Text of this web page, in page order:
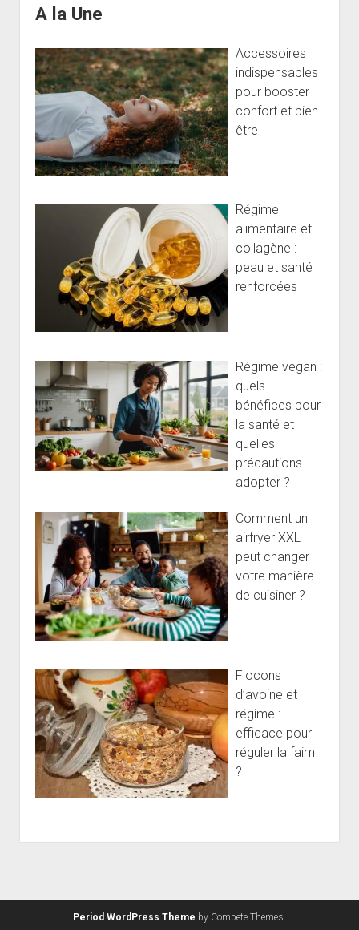
A la Une
Accessoires
indispensables
pour booster
confort et bien-
être
Régime
alimentaire et
collagène :
peau et santé
renforcées
Régime vegan :
quels
bénéfices pour
la santé et
quelles
précautions
adopter ?
Comment un
airfryer XXL
peut changer
votre manière
de cuisiner ?
Flocons
d’avoine et
régime :
efficace pour
réguler la faim
?
Period WordPress Theme by Compete Themes.